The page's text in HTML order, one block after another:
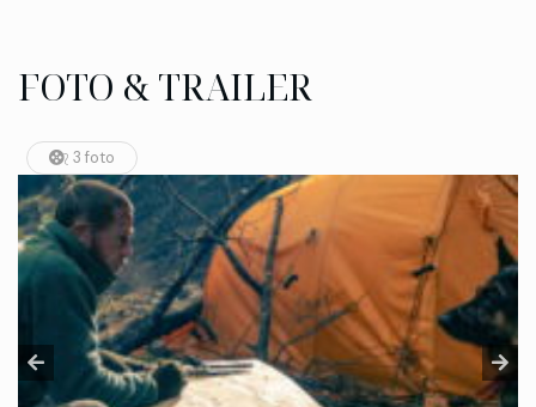
FOTO & TRAILER
3 foto